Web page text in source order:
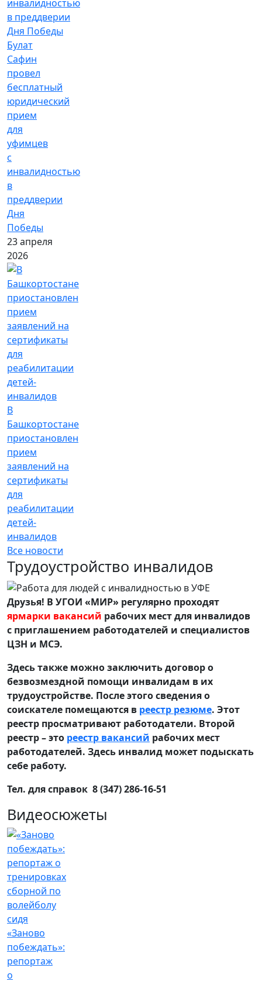
Булат
Сафин
провел
бесплатный
юридический
прием
для
уфимцев
с
инвалидностью
в
преддверии
Дня
Победы
23 апреля
2026
В
Башкортостане
приостановлен
прием
заявлений на
сертификаты
для
реабилитации
детей-
инвалидов
Все новости
Трудоустройство инвалидов
Друзья! В УГОИ «МИР» регулярно проходят
ярмарки вакансий рабочих мест для инвалидов
с приглашением работодателей и специалистов
ЦЗН и МСЭ.
Здесь также можно заключить договор о
безвозмездной помощи инвалидам в их
трудоустройстве. После этого сведения о
соискателе помещаются в реестр резюме. Этот
реестр просматривают работодатели. Второй
реестр – это реестр вакансий рабочих мест
работодателей. Здесь инвалид может подыскать
себе работу.
Тел. для справок 8 (347) 286-16-51
Видеосюжеты
«Заново
побеждать»:
репортаж
о